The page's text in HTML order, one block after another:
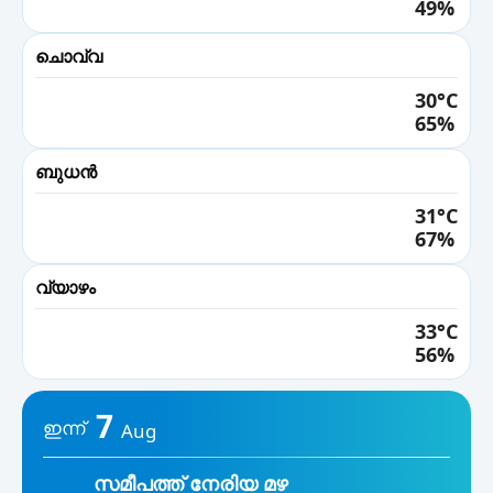
27°
04 AM
06 AM
25°
49%
ചൊവ്വ
30°C
65%
ബുധൻ
31°C
67%
വ്യാഴം
33°C
56%
ഇന്ന് 7Aug
സമീപത്ത് നേരിയ മഴ